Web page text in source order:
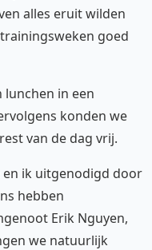
alles eruit wilden
goed
lunchen in een
konden we
van de dag vrij.
en ik uitgenodigd door
hebben
Erik Nguyen,
we natuurlijk